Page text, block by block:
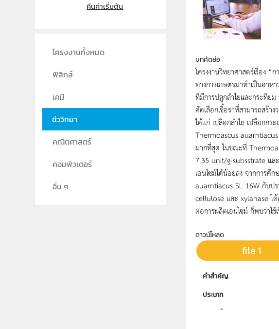
บทคัดย่อ
โครงงานวิทยาศาสตร์เรื่อง “
ทางการเกษตรมาทำเป็นอาห
ที่มีการปลูกลำไยและกระทีย
คัดเลือกเชื้อราที่สามารถสร้า
ได้แก่ เปลือกลำไย เปลือกกร
Thermoascus auarntiacus
มากที่สุด ในขณะที่
7.35 unit/g-subsstrate แล
เอนไซม์ได้น้อยลง จากการศึ
auarntiacus SL 16W กับป
cellulose และ xylanase ไ
ต่อการผลิตเอนไซม์ ก็พบว่าใ
ดาวน์โหลด
file 1
คำสำคัญ
ประเภท
คืนค่าเริ่มต้น
โครงงานทั้งหมด
ฟิสิกส์
เคมี
ชีววิทยา
คณิตศาสตร์
คอมพิวเตอร์
อื่น ๆ